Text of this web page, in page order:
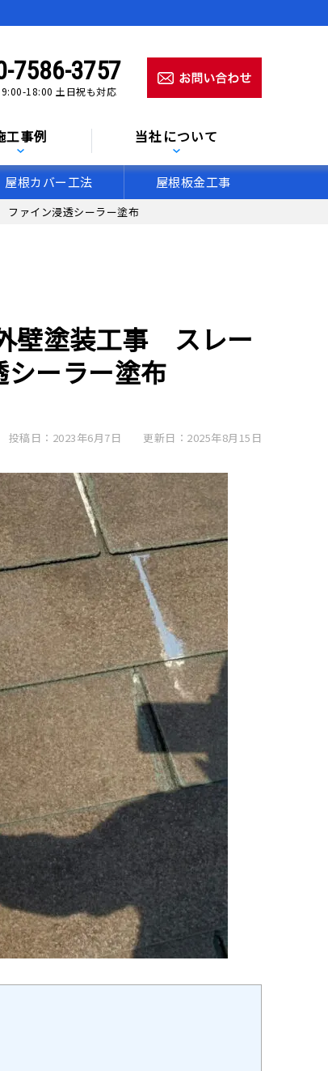
7586-3757
18:00 土日祝も対応
工事例 当社について
屋根カバー工法 屋根板金工事
ァイン浸透シーラー塗布
壁塗装工事 スレー
ーラー塗布
投稿日：2023年6月7日 更新日：2025年8月15日